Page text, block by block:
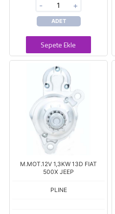
- +
ADET
Sepete Ekle
M.MOT.12V 1,3KW 13D FIAT
500X JEEP
PLINE